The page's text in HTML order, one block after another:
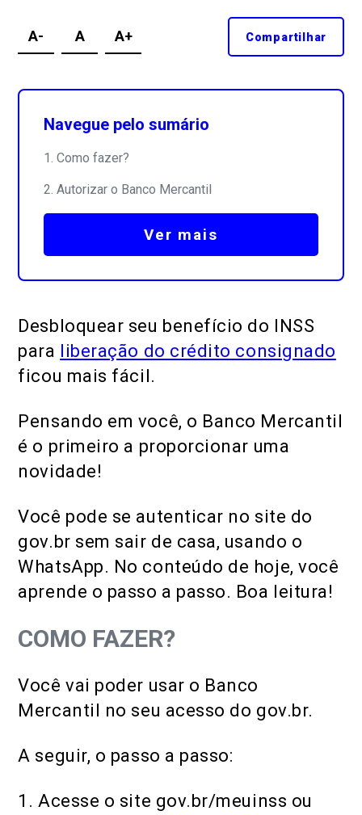
Desbloquear seu benefício do INSS
para liberação do crédito consignado
ficou mais fácil.
Pensando em você, o Banco Mercantil
é o primeiro a proporcionar uma
novidade!
Você pode se autenticar no site do
gov.br sem sair de casa, usando o
WhatsApp. No conteúdo de hoje, você
aprende o passo a passo. Boa leitura!
COMO FAZER?
Você vai poder usar o Banco
Mercantil no seu acesso do gov.br.
A seguir, o passo a passo:
1. Acesse o site gov.br/meuinss ou
A- A A+ Compartilhar
Navegue pelo sumário
Como fazer?
Autorizar o Banco Mercantil
Ver mais